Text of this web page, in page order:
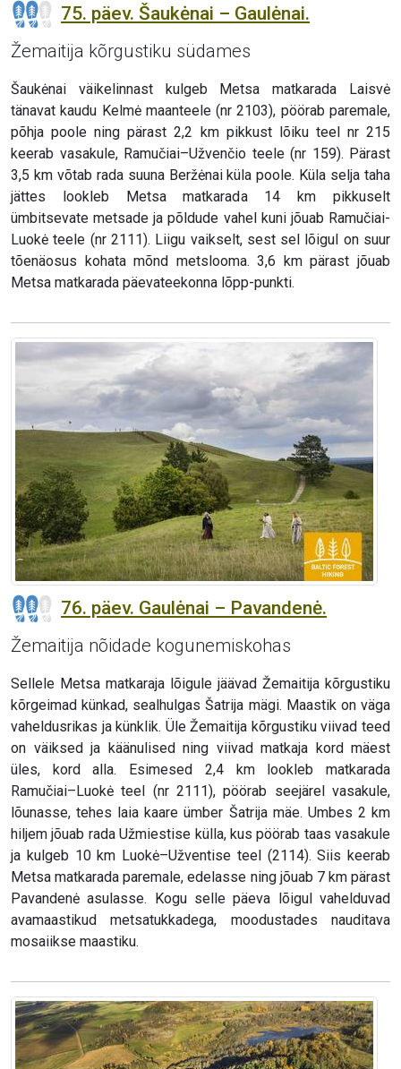
75. päev. Šaukėnai – Gaulėnai.
Žemaitija kõrgustiku südames
Šaukėnai väikelinnast kulgeb Metsa matkarada Laisvė
tänavat kaudu Kelmė maanteele (nr 2103), pöörab paremale,
põhja poole ning pärast 2,2 km pikkust lõiku teel nr 215
keerab vasakule, Ramučiai–Užvenčio teele (nr 159). Pärast
3,5 km võtab rada suuna Beržėnai küla poole. Küla selja taha
jättes lookleb Metsa matkarada 14 km pikkuselt
ümbitsevate metsade ja põldude vahel kuni jõuab Ramučiai-
Luokė teele (nr 2111). Liigu vaikselt, sest sel lõigul on suur
tõenäosus kohata mõnd metslooma. 3,6 km pärast jõuab
Metsa matkarada päevateekonna lõpp-punkti.
76. päev. Gaulėnai – Pavandenė.
Žemaitija nõidade kogunemiskohas
Sellele Metsa matkaraja lõigule jäävad Žemaitija kõrgustiku
kõrgeimad künkad, sealhulgas Šatrija mägi. Maastik on väga
vaheldusrikas ja künklik. Üle Žemaitija kõrgustiku viivad teed
on väiksed ja käänulised ning viivad matkaja kord mäest
üles, kord alla. Esimesed 2,4 km lookleb matkarada
Ramučiai–Luokė teel (nr 2111), pöörab seejärel vasakule,
lõunasse, tehes laia kaare ümber Šatrija mäe. Umbes 2 km
hiljem jõuab rada Užmiestise külla, kus pöörab taas vasakule
ja kulgeb 10 km Luokė–Užventise teel (2114). Siis keerab
Metsa matkarada paremale, edelasse ning jõuab 7 km pärast
Pavandenė asulasse. Kogu selle päeva lõigul vahelduvad
avamaastikud metsatukkadega, moodustades nauditava
mosaiikse maastiku.